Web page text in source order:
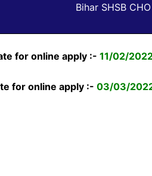
Bihar SHSB
for online apply :- 11/02/
for online apply :- 03/03/